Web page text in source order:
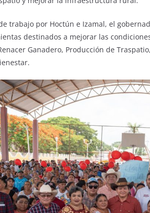
trabajo por Hoctún e Izamal, el
destinados a mejorar las
Ganadero, Producción de